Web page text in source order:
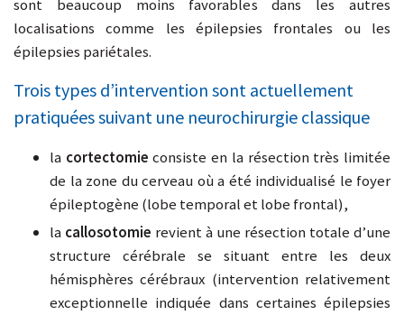
sont beaucoup moins favorables dans les autres
localisations comme les épilepsies frontales ou les
épilepsies pariétales.
Trois types d’intervention sont actuellement
pratiquées suivant une neurochirurgie classique
la cortectomie consiste en la résection très limitée
de la zone du cerveau où a été individualisé le foyer
épileptogène (lobe temporal et lobe frontal),
la callosotomie revient à une résection totale d’une
structure cérébrale se situant entre les deux
hémisphères cérébraux (intervention relativement
exceptionnelle indiquée dans certaines épilepsies